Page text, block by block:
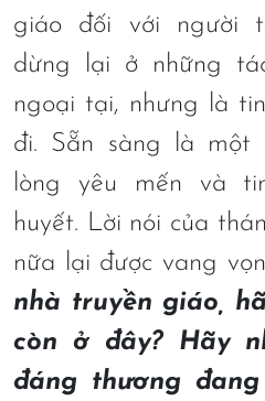
giáo đối với người
dừng lại ở những
ngoại tại, nhưng là
đi. Sẵn sàng là một
lòng yêu mến và
huyết. Lời nói của
nữa lại được vang
nhà truyền giáo,
còn ở đây? Hãy
đáng thương